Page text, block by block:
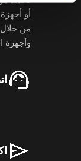
أو
من
وأجهزة